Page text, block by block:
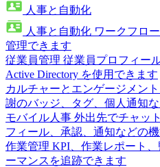
人事と自動化
人事と自動化 ワークフロ
管理できます
従業員管理 従業員プロフィー
Active Directory を使用できます
カルチャーとエンゲージメント
謝のバッジ、タグ、個人通知
モバイル人事 外出先でチャッ
フィール、承認、通知などの
作業管理 KPI、作業レポート
ーマンスを追跡できます